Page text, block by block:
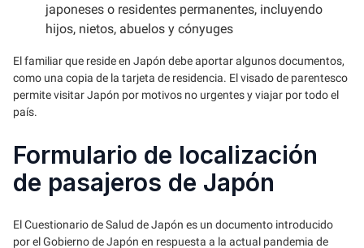
japoneses o residentes permanentes, incluyendo
hijos, nietos, abuelos y cónyuges
El familiar que reside en Japón debe aportar algunos documentos,
como una copia de la tarjeta de residencia. El visado de parentesco
permite visitar Japón por motivos no urgentes y viajar por todo el
país.
Formulario de localización
de pasajeros de Japón
El Cuestionario de Salud de Japón es un documento introducido
por el Gobierno de Japón en respuesta a la actual pandemia de